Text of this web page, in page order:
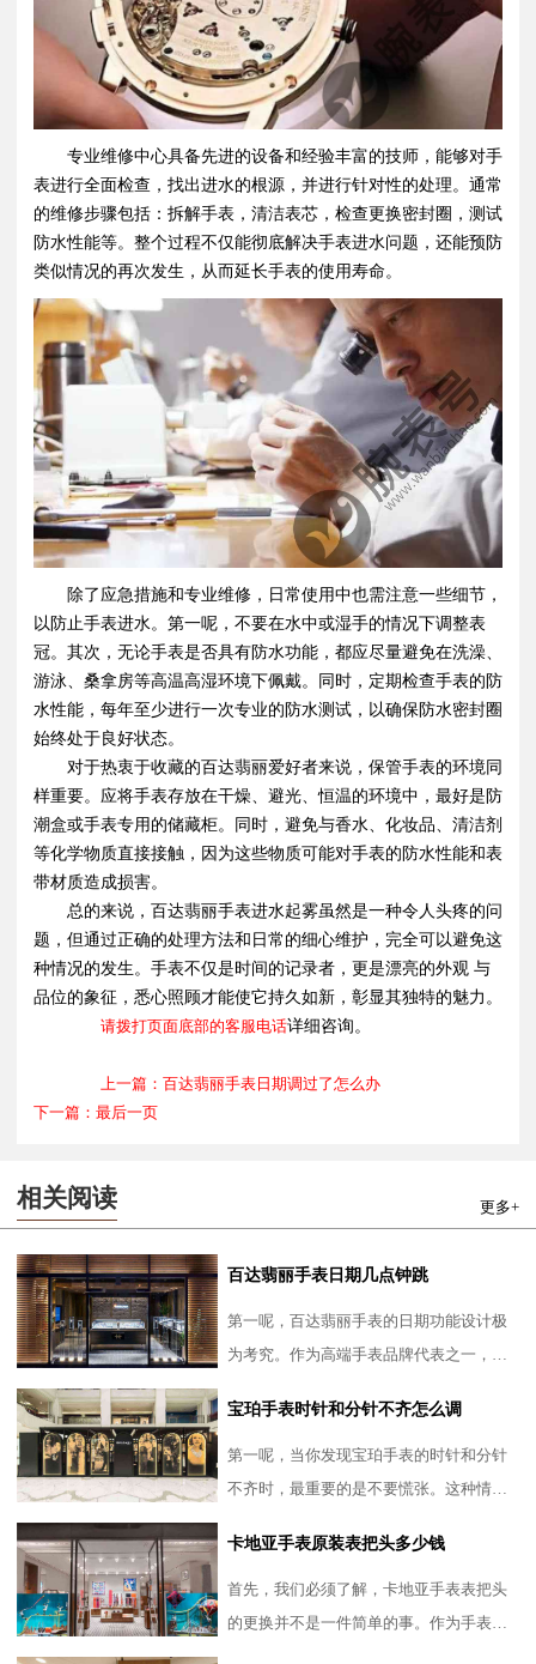
专业维修中心具备先进的设备和经验丰富的技师，能够对手
表进行全面检查，找出进水的根源，并进行针对性的处理。通常
的维修步骤包括：拆解手表，清洁表芯，检查更换密封圈，测试
防水性能等。整个过程不仅能彻底解决手表进水问题，还能预防
类似情况的再次发生，从而延长手表的使用寿命。
除了应急措施和专业维修，日常使用中也需注意一些细节，
以防止手表进水。第一呢，不要在水中或湿手的情况下调整表
冠。其次，无论手表是否具有防水功能，都应尽量避免在洗澡、
游泳、桑拿房等高温高湿环境下佩戴。同时，定期检查手表的防
水性能，每年至少进行一次专业的防水测试，以确保防水密封圈
始终处于良好状态。
对于热衷于收藏的百达翡丽爱好者来说，保管手表的环境同
样重要。应将手表存放在干燥、避光、恒温的环境中，最好是防
潮盒或手表专用的储藏柜。同时，避免与香水、化妆品、清洁剂
等化学物质直接接触，因为这些物质可能对手表的防水性能和表
带材质造成损害。
总的来说，百达翡丽手表进水起雾虽然是一种令人头疼的问
题，但通过正确的处理方法和日常的细心维护，完全可以避免这
种情况的发生。手表不仅是时间的记录者，更是漂亮的外观 与
品位的象征，悉心照顾才能使它持久如新，彰显其独特的魅力。
请拨打页面底部的客服电话详细咨询。
上一篇：百达翡丽手表日期调过了怎么办
下一篇：最后一页
相关阅读 更多+
百达翡丽手表日期几点钟跳
第一呢，百达翡丽手表的日期功能设计极
为考究。作为高端手表品牌代表之一，百
跳动时间一般设定在午夜
宝珀手表时针和分针不齐怎么调
第一呢，当你发现宝珀手表的时针和分针
不齐时，最重要的是不要慌张。这种情况
故障。通常，这只是手表
卡地亚手表原装表把头多少钱
首先，我们必须了解，卡地亚手表表把头
的更换并不是一件简单的事。作为手表的